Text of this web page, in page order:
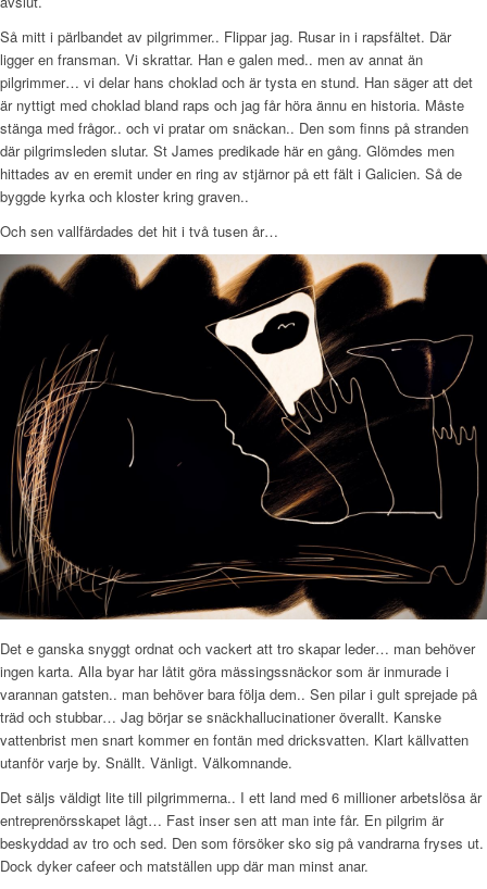
Så mitt i pärlbandet av pilgrimmer.. Flippar jag. Rusar in i rapsfältet. Där
ligger en fransman. Vi skrattar. Han e galen med.. men av annat än
pilgrimmer… vi delar hans choklad och är tysta en stund. Han säger att det
är nyttigt med choklad bland raps och jag får höra ännu en historia. Måste
stänga med frågor.. och vi pratar om snäckan.. Den som finns på stranden
där pilgrimsleden slutar. St James predikade här en gång. Glömdes men
hittades av en eremit under en ring av stjärnor på ett fält i Galicien. Så de
byggde kyrka och kloster kring graven..
Och sen vallfärdades det hit i två tusen år…
Det e ganska snyggt ordnat och vackert att tro skapar leder… man behöver
ingen karta. Alla byar har låtit göra mässingssnäckor som är inmurade i
varannan gatsten.. man behöver bara följa dem.. Sen pilar i gult sprejade på
träd och stubbar… Jag börjar se snäckhallucinationer överallt. Kanske
vattenbrist men snart kommer en fontän med dricksvatten. Klart källvatten
utanför varje by. Snällt. Vänligt. Välkomnande.
Det säljs väldigt lite till pilgrimmerna.. I ett land med 6 millioner arbetslösa är
entreprenörsskapet lågt… Fast inser sen att man inte får. En pilgrim är
beskyddad av tro och sed. Den som försöker sko sig på vandrarna fryses ut.
Dock dyker cafeer och matställen upp där man minst anar.